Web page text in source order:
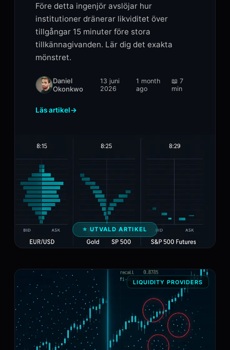
⭐ UTVALD ARTIKEL
Före detta ingenjör avslöjar hur
institutioner dränerar likviditet över
tillgångar 15 minuter före stora
tillkännagivanden. Lär dig det exakta
mönstret.
Daniel
Okonkwo
13 juni
2026
1 month
ago
📖 7
min
Läs artikel→
LIQUIDITY PROVIDERS